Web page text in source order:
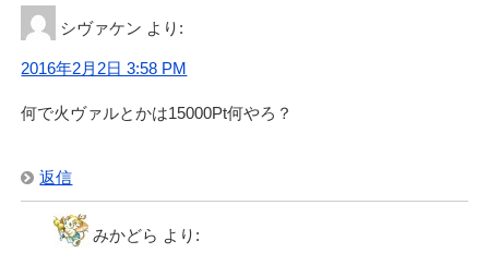
シヴァケン より:
2016年2月2日 3:58 PM
何で火ヴァルとかは15000Pt何やろ？
返信
みかどら より: